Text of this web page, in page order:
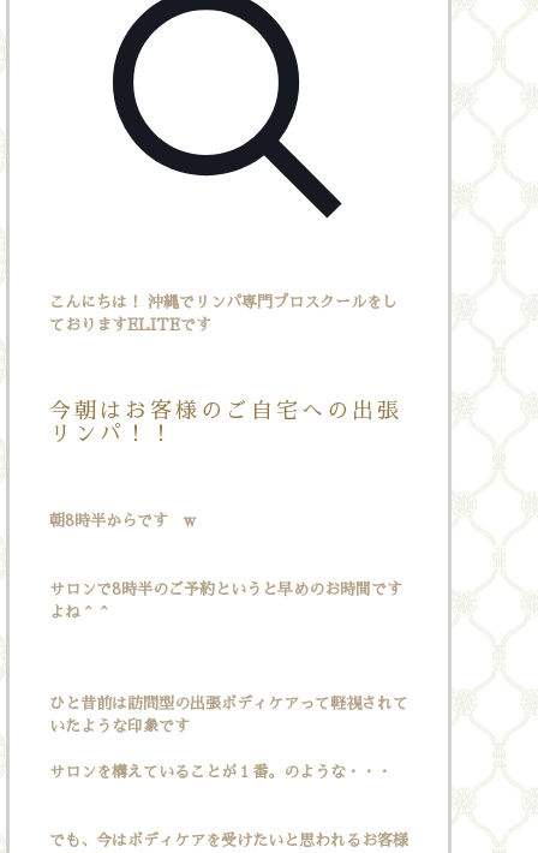
こんにちは！ 沖縄でリンパ専門プロスクールをし
ておりますELITEです
今朝はお客様のご自宅への出張
リンパ！！
朝8時半からです w
サロンで8時半のご予約というと早めのお時間です
よね＾＾
ひと昔前は訪問型の出張ボディケアって軽視されて
いたような印象です
サロンを構えていることが１番。のような・・・
でも、今はボディケアを受けたいと思われるお客様